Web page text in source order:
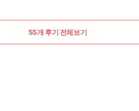
55개 후기 전체보기